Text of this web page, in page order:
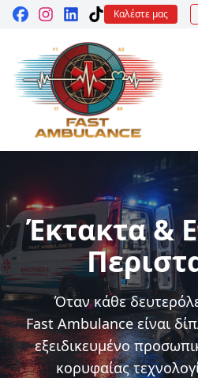
Καλέστε μας
Έκτακτα &
Όταν κάθε
Fast Ambulance είναι
εξειδικευμένο
κορυφαίας